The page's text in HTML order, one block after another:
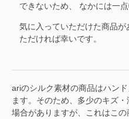
できないため、
なかには一
気に入っていただけた商品が
ただければ幸いです。
ariのシルク素材の商品はハン
ます。そのため、多少のキズ
場合がありますが、これはこ